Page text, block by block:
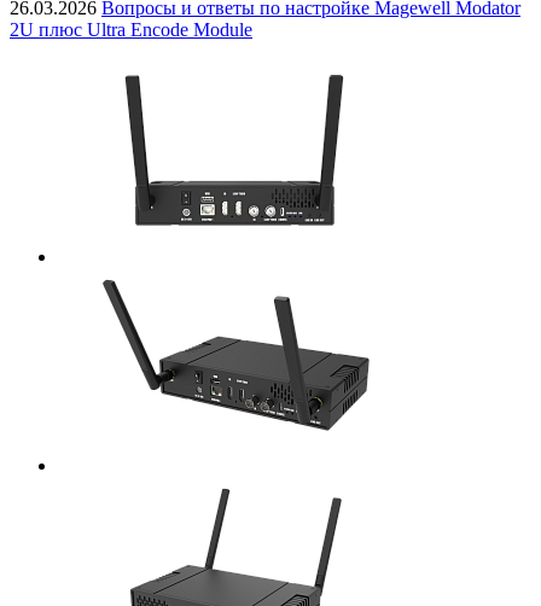
26.03.2026 Вопросы и ответы по настройке Magewell Modator
2U плюс Ultra Encode Module